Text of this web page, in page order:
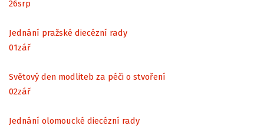
26srp
Jednání pražské diecézní rady
01zář
Světový den modliteb za péči o stvoření
02zář
Jednání olomoucké diecézní rady